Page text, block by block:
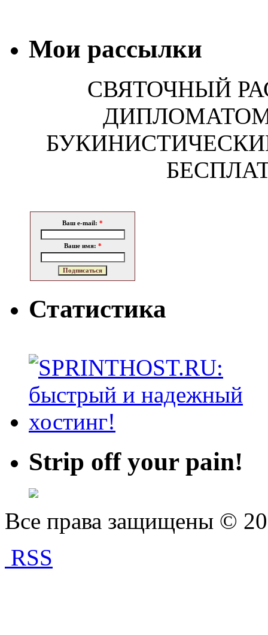
Мои рассылки
СВЯТОЧНЫЙ
Ваш e-mail: *
Ваше имя: *
Статистика
Strip off your pain!
Все права защищены ©
RSS